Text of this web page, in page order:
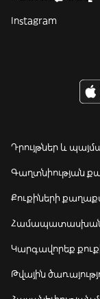
Instagram
Դրույթներ և
Գաղտնիության
Քուքիների
Կարգավորեք
Թվային